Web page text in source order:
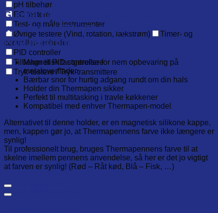
pH tilbehør
EC testere
Test- og måle instrumenter
Øvrige testere (Vind, rotation, lækstrøm)
Timer- og
controller- enheder
PID controller
Tilbehør til PID controllere
Tryk-testere / Tryk-transmittere
Gummi holder med snor og magnet, til alle
varianter af ETI’s Thermapen.
Produktnummer: ETI-830-470
Magnetisk fastgørelse for nem opbevaring på
metaloverflader
Bærbar snor for hurtig adgang rundt om din hals
Holder din Thermapen sikker
Perfekt til multitasking i travle køkkener
Kompatibel med enhver Thermapen-model
Alternativet til denne holder, er en magnetisk silikone kappe,
men, kappen gør jo, at Thermapennens farve ikke længere er
synlig!
Til professionelt brug, bruges Thermapennens farve til at
skelne imellem pennens anvendelse, så her er det jo vigtigt
at farven er synlig! (Rød – Råt kød, Blå – Fisk, …)